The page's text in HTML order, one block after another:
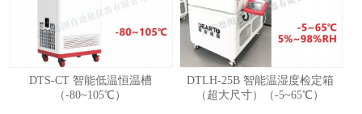
DTS-CT 智能低温恒温槽
（-80~105℃）
DTLH-25B 智能温湿度检定箱
（超大尺寸）（-5~65℃）